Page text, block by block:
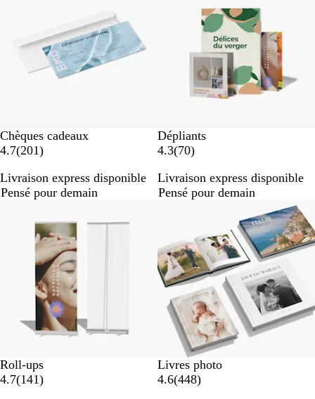
Chèques cadeaux
4.7(201a
i
s
)
Livraison express disponible
Pensé pour demain
Dépliants
4.3(70a
i
s
)
Livraison express disponible
Pensé pour demain
Roll-ups
4.7(141a
)
Livres photo
4.6(448a
)